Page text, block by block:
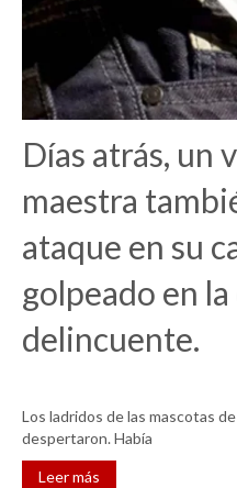
Días atrás, un
maestra
ataque en su
golpeado en
delincuente.
Los ladridos de las mascotas
despertaron. Había
Leer más